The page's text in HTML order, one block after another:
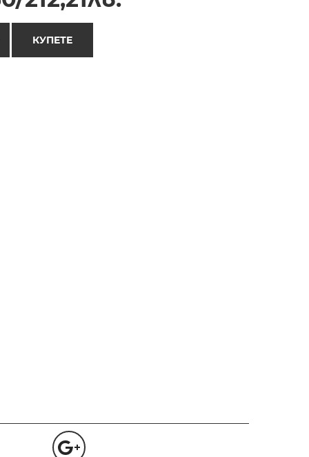
КУПЕТЕ